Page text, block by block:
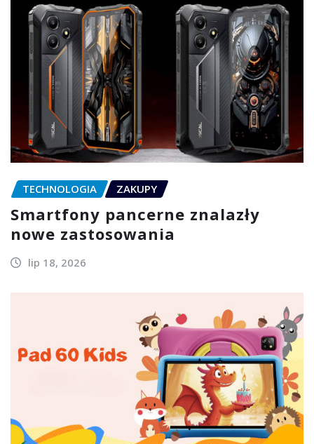
TECHNOLOGIA ZAKUPY
Smartfony pancerne znalazły
nowe zastosowania
lip 18, 2026